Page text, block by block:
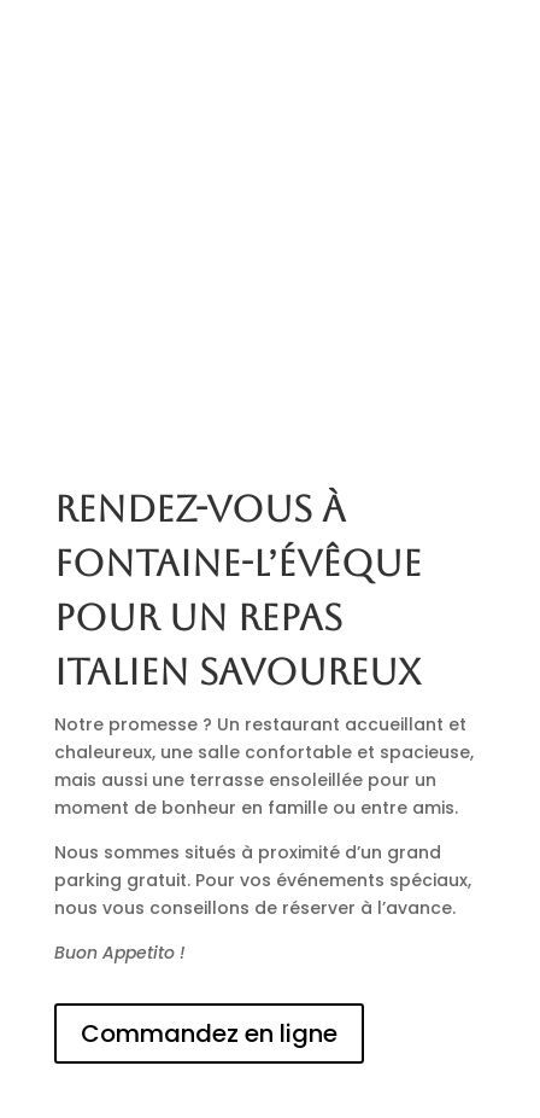
Rendez-vous à
Fontaine-l’Évêque
pour un repas
italien savoureux
Notre promesse ? Un restaurant accueillant et
chaleureux, une salle confortable et spacieuse,
mais aussi une terrasse ensoleillée pour un
moment de bonheur en famille ou entre amis.
Nous sommes situés à proximité d’un grand
parking gratuit. Pour vos événements spéciaux,
nous vous conseillons de réserver à l’avance.
Buon Appetito !
Commandez en ligne